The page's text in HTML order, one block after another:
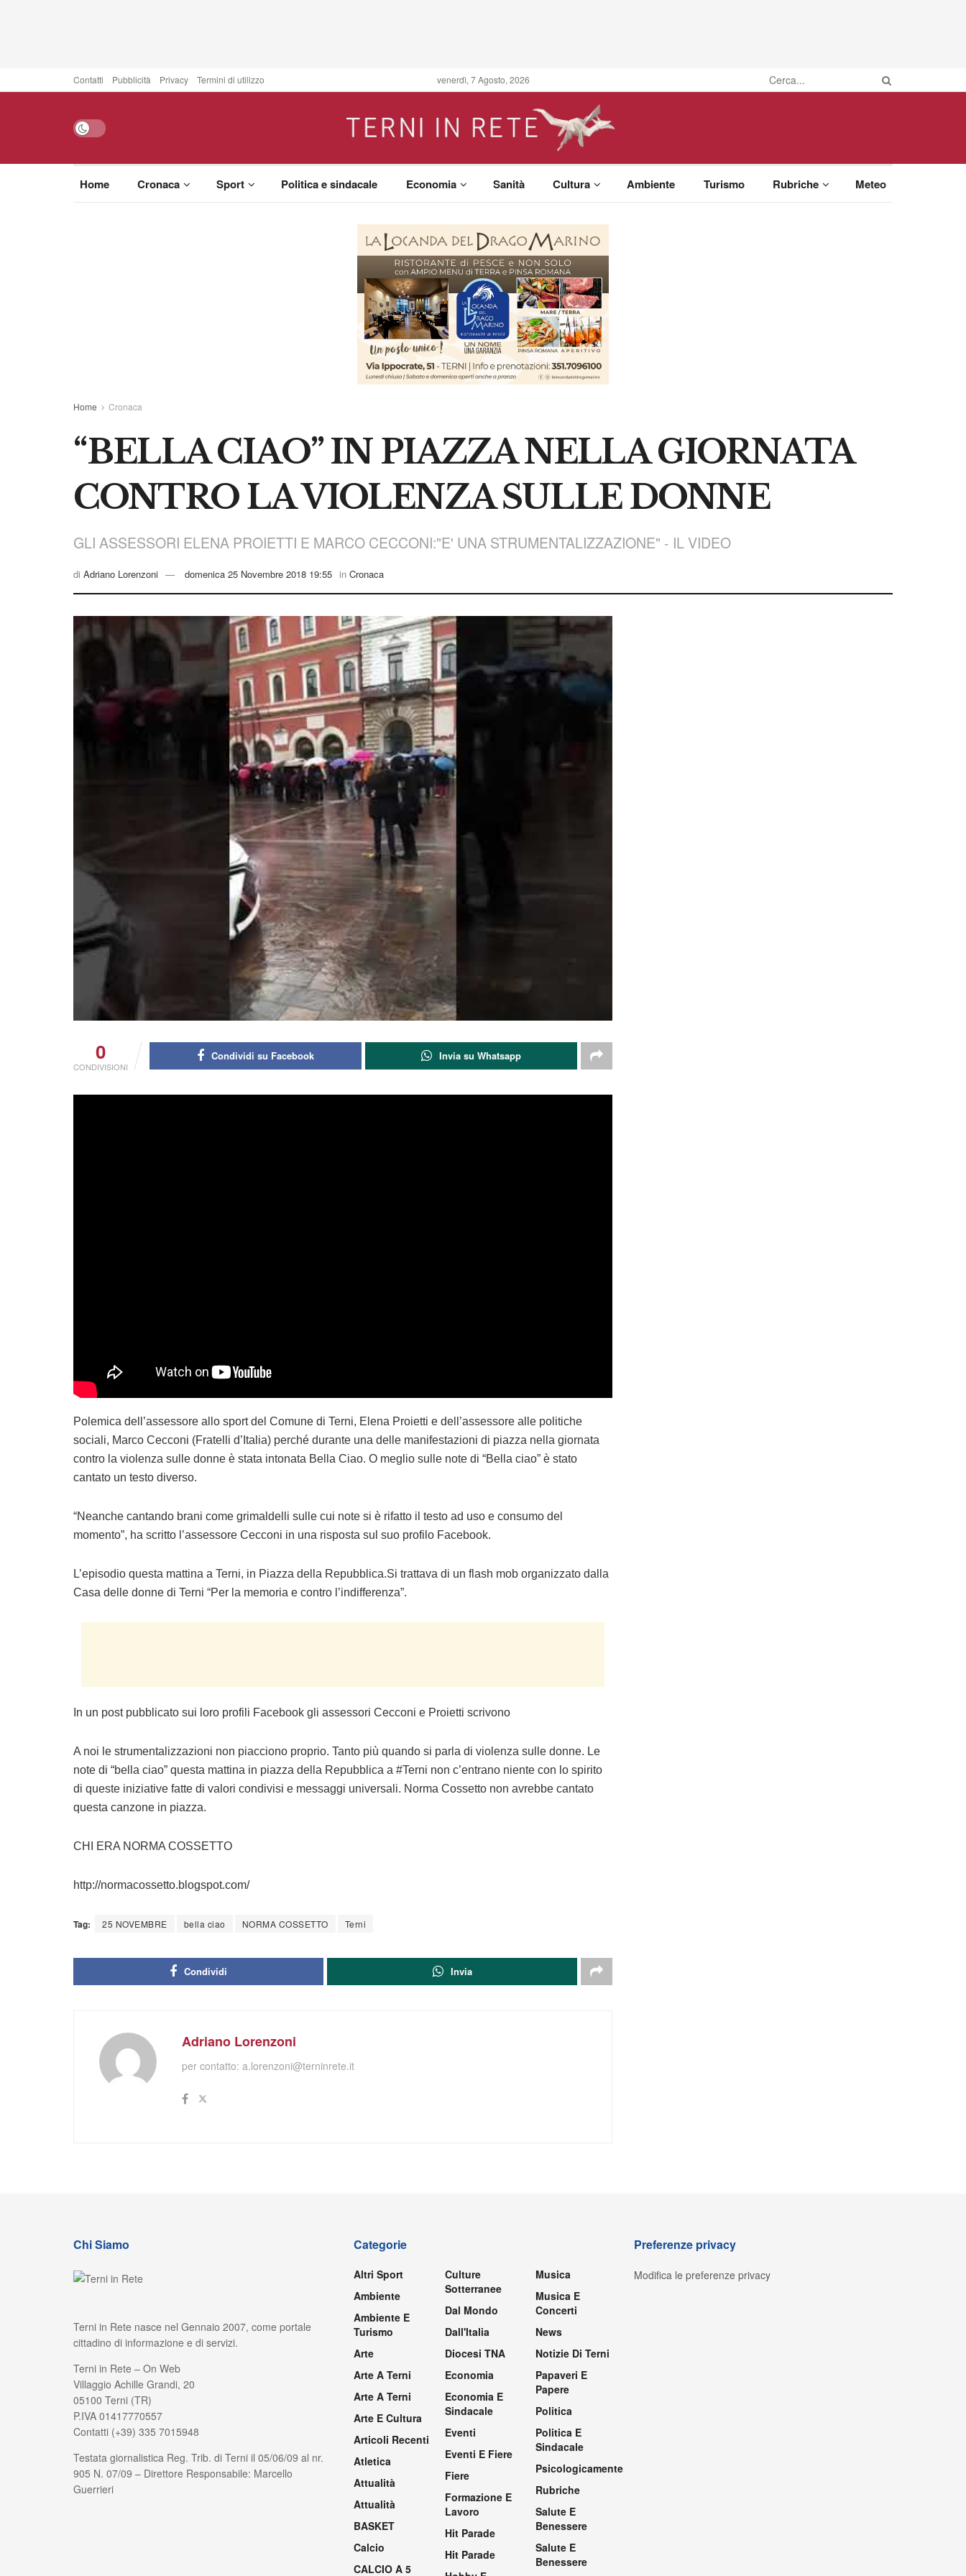
Contatti Pubblicità Privacy Termini di utilizzo venerdì, 7 Agosto, 2026
Home Cronaca Sport Politica e sindacale Economia Sanità Cultura Ambiente Turismo Rubriche Meteo
Home Cronaca
“BELLA CIAO” IN PIAZZA NELLA GIORNATA
CONTRO LA VIOLENZA SULLE DONNE
GLI ASSESSORI ELENA PROIETTI E MARCO CECCONI:"E' UNA STRUMENTALIZZAZIONE" - IL VIDEO
di Adriano Lorenzoni domenica 25 Novembre 2018 19:55 in Cronaca
0
CONDIVISIONI
Condividi su Facebook Invia su Whatsapp
Polemica dell’assessore allo sport del Comune di Terni, Elena Proietti e dell’assessore alle politiche
sociali, Marco Cecconi (Fratelli d’Italia) perché durante una delle manifestazioni di piazza nella giornata
contro la violenza sulle donne è stata intonata Bella Ciao. O meglio sulle note di “Bella ciao” è stato
cantato un testo diverso.
“Neanche cantando brani come grimaldelli sulle cui note si è rifatto il testo ad uso e consumo del
momento”, ha scritto l’assessore Cecconi in una risposta sul suo profilo Facebook.
L’episodio questa mattina a Terni, in Piazza della Repubblica.Si trattava di un flash mob organizzato dalla
Casa delle donne di Terni “Per la memoria e contro l’indifferenza”.
In un post pubblicato sui loro profili Facebook gli assessori Cecconi e Proietti scrivono
A noi le strumentalizzazioni non piacciono proprio. Tanto più quando si parla di violenza sulle donne. Le
note di “bella ciao” questa mattina in piazza della Repubblica a #Terni non c’entrano niente con lo spirito
di queste iniziative fatte di valori condivisi e messaggi universali. Norma Cossetto non avrebbe cantato
questa canzone in piazza.
CHI ERA NORMA COSSETTO
http://normacossetto.blogspot.com/
Tag: 25 NOVEMBRE bella ciao NORMA COSSETTO Terni
Condividi Invia
Adriano Lorenzoni
per contatto: a.lorenzoni@terninrete.it
Chi Siamo
Terni in Rete nasce nel Gennaio 2007, come portale
cittadino di informazione e di servizi.
Terni in Rete – On Web
Villaggio Achille Grandi, 20
05100 Terni (TR)
P.IVA 01417770557
Contatti (+39) 335 7015948
Testata giornalistica Reg. Trib. di Terni il 05/06/09 al nr.
905 N. 07/09 – Direttore Responsabile: Marcello
Guerrieri
Categorie
Altri Sport
Ambiente
Ambiente E
Turismo
Arte
Arte A Terni
Arte A Terni
Arte E Cultura
Articoli Recenti
Atletica
Attualità
Attualità
BASKET
Calcio
CALCIO A 5
Culture
Sotterranee
Dal Mondo
Dall'Italia
Diocesi TNA
Economia
Economia E
Sindacale
Eventi
Eventi E Fiere
Fiere
Formazione E
Lavoro
Hit Parade
Hit Parade
Musica
Musica E
Concerti
News
Notizie Di Terni
Papaveri E
Papere
Politica
Politica E
Sindacale
Psicologicamente
Rubriche
Salute E
Benessere
Salute E
Benessere
Preferenze privacy
Modifica le preferenze privacy